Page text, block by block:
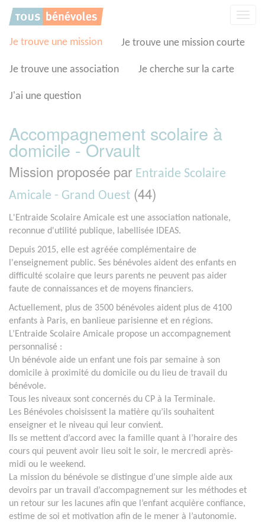
Je trouve une mission Je trouve une mission courte
Je trouve une association Je cherche sur la carte
J'ai une question
Accompagnement scolaire à
domicile - Orvault
Mission proposée par Entraide Scolaire
Amicale - Grand Ouest (44)
L'Entraide Scolaire Amicale est une association nationale,
reconnue d'utilité publique, labellisée IDEAS.
Depuis 2015, elle est agréée complémentaire de
l'enseignement public. Ses bénévoles aident des enfants en
difficulté scolaire que leurs parents ne peuvent pas aider
faute de connaissances et de moyens financiers.
Actuellement, plus de 3500 bénévoles aident plus de 4100
enfants à Paris, en banlieue parisienne et en régions.
L’Entraide Scolaire Amicale propose un accompagnement
personnalisé :
Un bénévole aide un enfant une fois par semaine à son
domicile à proximité du domicile ou du lieu de travail du
bénévole.
Tous les niveaux sont concernés du CP à la Terminale.
Les Bénévoles choisissent la matière qu’ils souhaitent
enseigner et le niveau qui leur convient.
Ils se mettent d’accord avec la famille quant à l’horaire des
cours qui peuvent avoir lieu soit le soir, le mercredi après-
midi ou le weekend.
La mission du bénévole se distingue d’une simple aide aux
devoirs par un travail d’accompagnement sur les méthodes et
un retour sur les lacunes afin que l’enfant acquière confiance,
estime de soi et motivation afin de le mener à l’autonomie.
Panneau de gestion des cookies